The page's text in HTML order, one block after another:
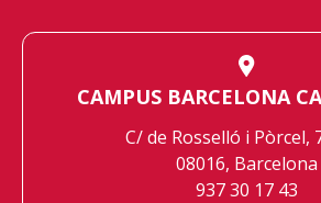
CAMPUS BARCELONA
C/ de Rosselló i Pòrcel,
08016, Barcelona
937 30 17 43